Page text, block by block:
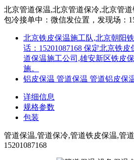
北京管道保温,北京管道保冷,北京管
包冷接单中：微信发位置，发现场：
北京铁皮保温施工队,北京朝阳
话：15201087168 保定北京铁
道保温施工公司,雄安新区铁皮
施。
铝皮保温 管道保温 管道铝皮保
详细信息
规格参数
包装
管道保温,管道保冷,管道铁皮保温,管
15201087168